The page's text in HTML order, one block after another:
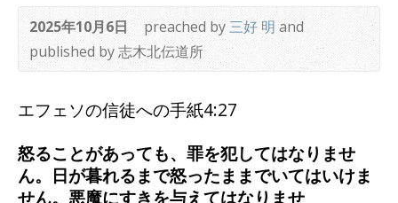
2025年10月6日 preached by三好 明and
published by 志木北伝道所
エフェソの信徒への手紙4:27
怒ることがあっても、罪を犯してはなりませ
ん。日が暮れるまで怒ったままでいてはいけま
せん。悪魔にすきを与えてはなりませ